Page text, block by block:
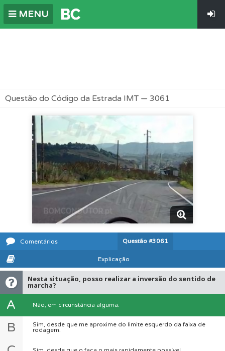
MENU
Questão do Código da Estrada IMT — 3061
Comentários Questão #3061
Explicação
Nesta situação, posso realizar a inversão do sentido de
marcha?
A Não, em circunstância alguma.
B
Sim, desde que me aproxime do limite esquerdo da faixa de
rodagem.